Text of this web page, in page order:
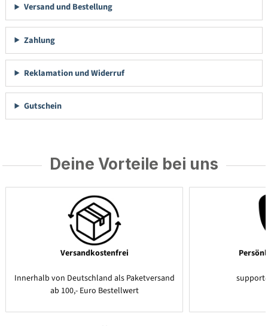
Versand und Bestellung
Zahlung
Reklamation und Widerruf
Gutschein
Deine Vorteile bei uns
Versandkostenfrei
Innerhalb von Deutschland als Paketversand
ab 100,- Euro Bestellwert